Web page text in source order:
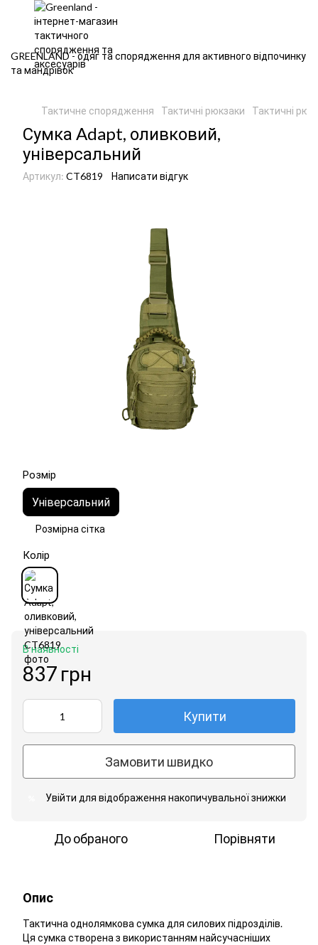
GREENLAND - одяг та спорядження для активного відпочинку
та мандрівок
Тактичне спорядження Тактичні рюкзаки Тактичні
Сумка Adapt, оливковий,
універсальний
Артикул: CT6819 Написати відгук
Розмір
Універсальний
Розмірна сітка
Колір
В наявності
837 грн
Купити
Замовити швидко
Увійти для відображення накопичувальної знижки
До обраного Порівняти
Опис
Тактична однолямкова сумка для силових підрозділів.
Ця сумка створена з використанням найсучасніших